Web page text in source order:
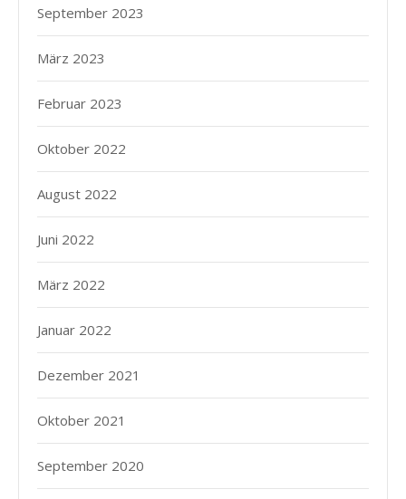
September 2023
März 2023
Februar 2023
Oktober 2022
August 2022
Juni 2022
März 2022
Januar 2022
Dezember 2021
Oktober 2021
September 2020